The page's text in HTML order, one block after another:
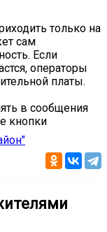
только на
сам
Если
операторы
платы.
в сообщения
кнопки